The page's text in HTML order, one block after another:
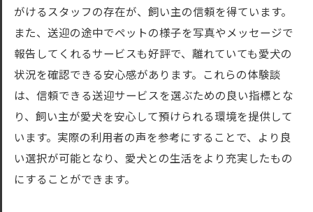
がけるスタッフの存在が、飼い主の信頼を得ています。
また、送迎の途中でペットの様子を写真やメッセージで
報告してくれるサービスも好評で、離れていても愛犬の
状況を確認できる安心感があります。これらの体験談
は、信頼できる送迎サービスを選ぶための良い指標とな
り、飼い主が愛犬を安心して預けられる環境を提供して
います。実際の利用者の声を参考にすることで、より良
い選択が可能となり、愛犬との生活をより充実したもの
にすることができます。